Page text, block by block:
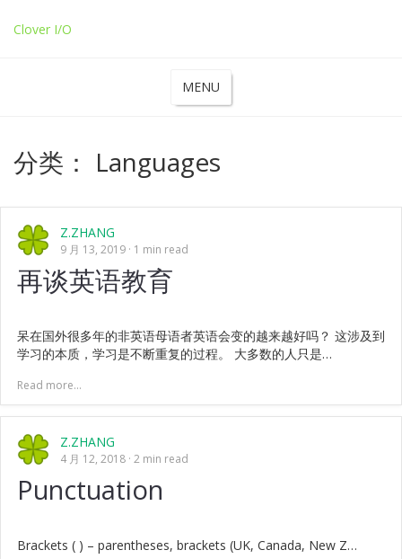
Clover I/O
MENU
分类： Languages
Z.ZHANG
9 月 13, 2019 1 min read
再谈英语教育
呆在国外很多年的非英语母语者英语会变的越来越好吗？ 这涉及到
学习的本质，学习是不断重复的过程。 大多数的人只是…
Read more...
Z.ZHANG
4 月 12, 2018 2 min read
Punctuation
Brackets ( ) – parentheses, brackets (UK, Canada, New Z…